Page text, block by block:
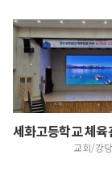
교회/강당